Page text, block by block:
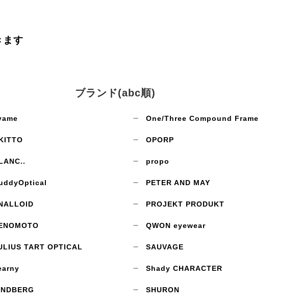
進む
ます
ブランド(abc順)
TART OPTICAL
One/Three Compound Frame
OPORP
propo
PETER AND MAY
PROJEKT PRODUKT
QWON eyewear
SAUVAGE
Shady CHARACTER
SHURON